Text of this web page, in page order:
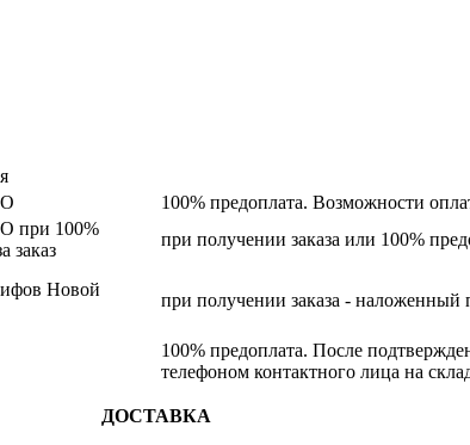
100% предоплата. Возможности
при 100%
заказ
при получении заказа или 100%
Новой
при получении заказа - наложенный
100% предоплата. После
телефоном контактного лица на
ДОСТАВКА